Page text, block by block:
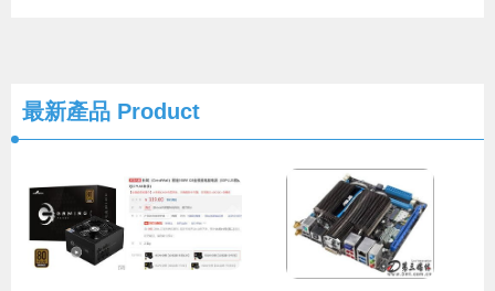
最新產品 Product